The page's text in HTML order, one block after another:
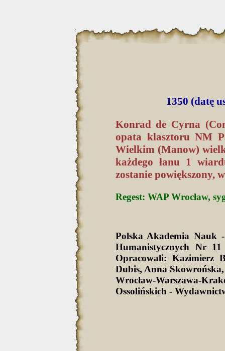
1350 (datę
Konrad de Cyrna
opata klasztoru NM
Wielkim (Manow)
każdego łanu 1
zostanie powiększony,
Regest: WAP Wrocław,
Polska Akademia Nauk
Humanistycznych Nr
Opracowali: Kazimierz
Dubis, Anna
Wrocław-Warszawa-
Ossolińskich -